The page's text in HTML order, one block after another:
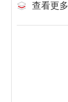
查看更多